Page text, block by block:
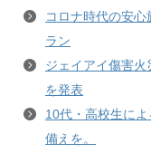
コロナ時代の安
ラン
ジェイアイ傷害
を発表
10代・高校生に
備えを。